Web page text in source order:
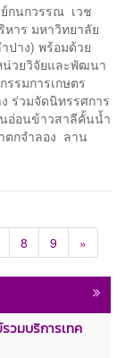
กนกวรรณ เวช
าร มหาวิทยาลัย
ปาง) พร้อมด้วย
น่วยวิจัยและพัฒนา
รมการเกษตร
ร่วมจัดนิทรรศการ
อ่อนข้าวสาลีคั้นน้ำ
ตกจำลอง ลาน
8 9 »
วมบริการเทค